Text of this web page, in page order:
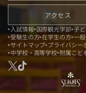
アクセス
入試情報 国際観光学部 子
受験生の方 在学生の方 一
サイトマップ プライバシー
中学校・高等学校 附属こど